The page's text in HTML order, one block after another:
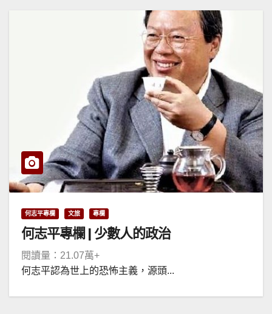
何志平專欄 文旅 專欄
何志平專欄 | 少數人的政治
閱讀量：21.07萬+
何志平認為世上的恐怖主義，源頭...